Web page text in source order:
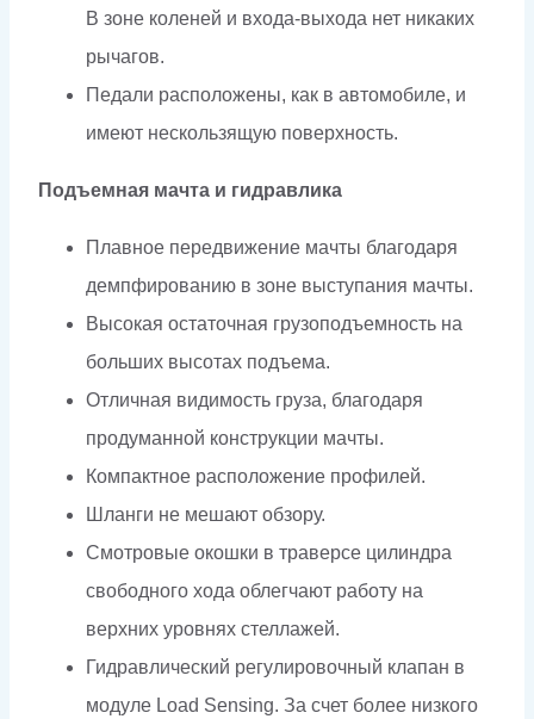
В зоне коленей и входа-выхода нет никаких
рычагов.
Педали расположены, как в автомобиле, и
имеют нескользящую поверхность.
Подъемная мачта и гидравлика
Плавное передвижение мачты благодаря
демпфированию в зоне выступания мачты.
Высокая остаточная грузоподъемность на
больших высотах подъема.
Отличная видимость груза, благодаря
продуманной конструкции мачты.
Компактное расположение профилей.
Шланги не мешают обзору.
Смотровые окошки в траверсе цилиндра
свободного хода облегчают работу на
верхних уровнях стеллажей.
Гидравлический регулировочный клапан в
модуле Load Sensing. За счет более низкого